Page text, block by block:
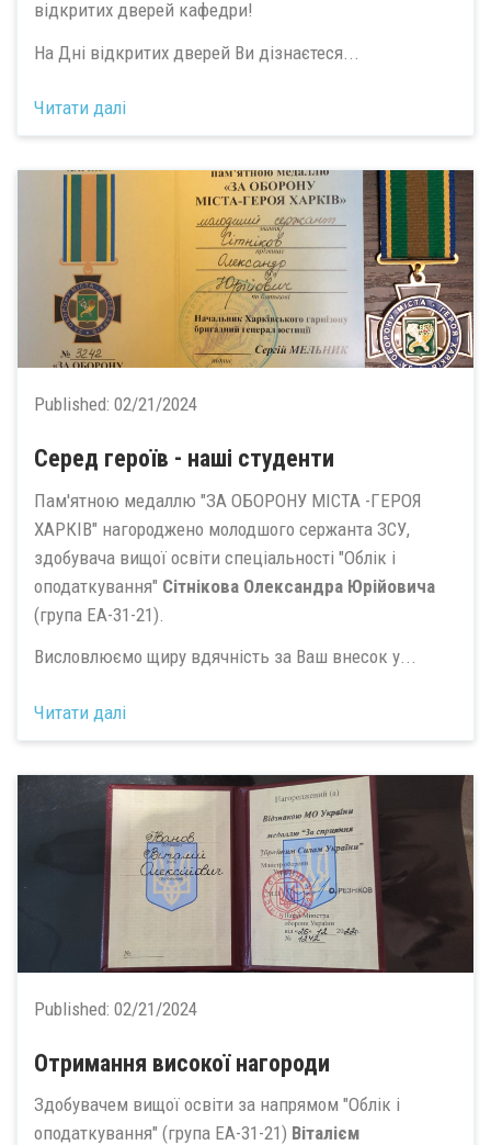
відкритих дверей кафедри!
На Дні відкритих дверей Ви дізнаєтеся...
Читати далі
Published: 02/21/2024
Серед героїв - наші студенти
Пам'ятною медаллю "ЗА ОБОРОНУ МІСТА -ГЕРОЯ
ХАРКІВ" нагороджено молодшого сержанта ЗСУ,
здобувача вищої освіти спеціальності "Облік і
оподаткування" Сітнікова Олександра Юрійовича
(група ЕА-31-21).
Висловлюємо щиру вдячність за Ваш внесок у...
Читати далі
Published: 02/21/2024
Отримання високої нагороди
Здобувачем вищої освіти за напрямом "Облік і
оподаткування" (група ЕА-31-21) Віталієм